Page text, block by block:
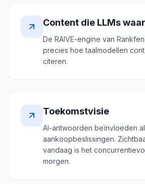
Content die LLMs
De RAIVE-engine van
precies hoe taalmodellen
citeren.
Toekomstvisie
AI-antwoorden beïnvloeden al
aankoopbeslissingen.
vandaag is het
morgen.